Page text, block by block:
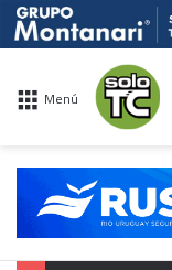
Menú